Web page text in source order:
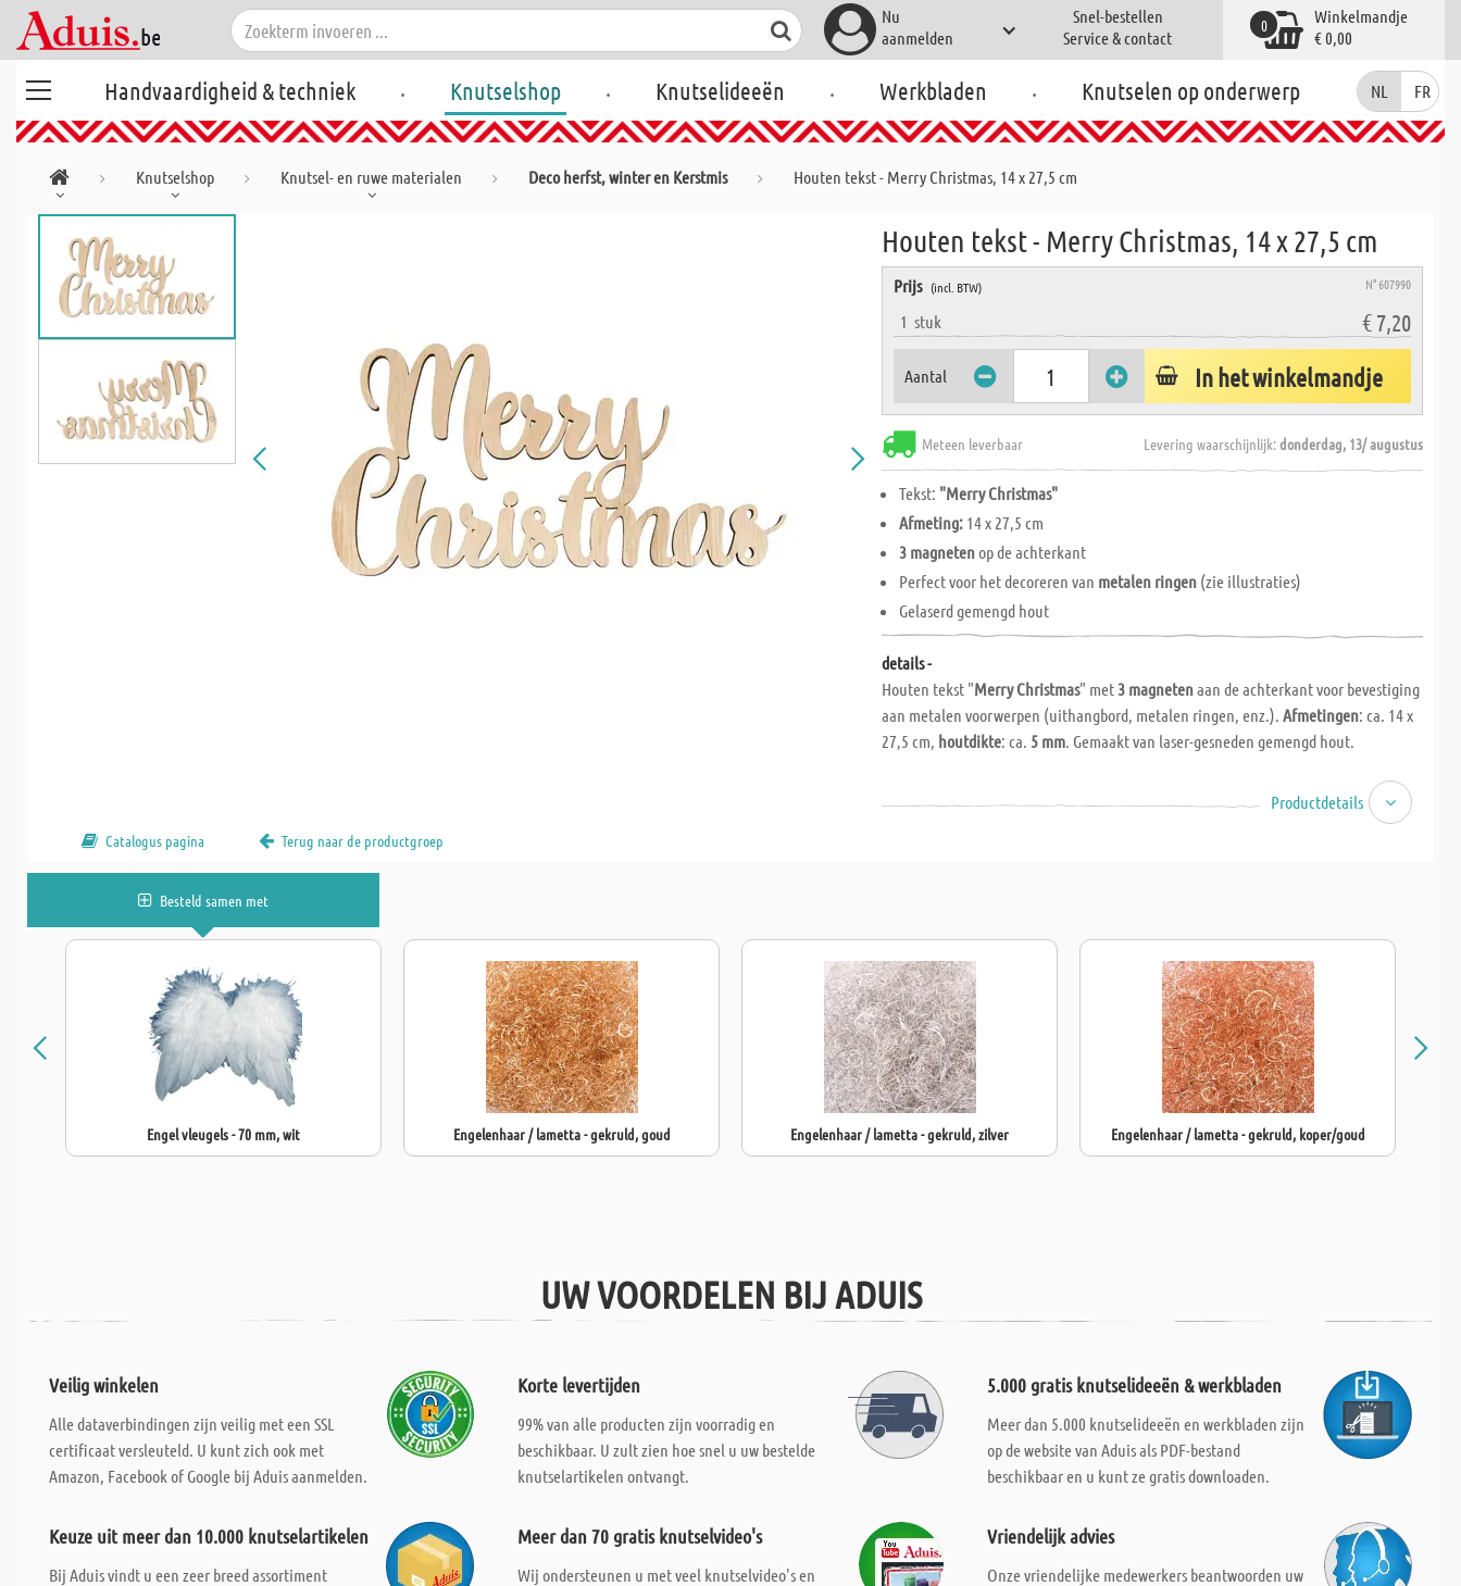
Nu
aanmelden
Snel-bestellen
Service & contact
Winkelmandje
€ 0,00
0
Handvaardigheid & techniek . Knutselshop . Knutselideeën . Werkbladen . Knutselen op onderwerp NL FR
Knutselshop Knutsel- en ruwe materialen Deco herfst, winter en Kerstmis Houten tekst - Merry Christmas, 14 x 27,5 cm
Houten tekst - Merry Christmas, 14 x 27,5 cm
Prijs (incl. BTW) N° 607990
1stuk € 7,20
Aantal In het winkelmandje
Meteen leverbaar Levering waarschijnlijk:donderdag, 13/ augustus
Tekst: "Merry Christmas"
Afmeting: 14 x 27,5 cm
3 magnetenop de achterkant
Perfect voor het decoreren van metalen ringen (zie illustraties)
Gelaserd gemengd hout
details -
Houten tekst "Merry Christmas" met 3 magnetenaan de achterkant voor bevestiging
aan metalen voorwerpen (uithangbord, metalen ringen, enz.).Afmetingen: ca. 14 x
27,5 cm, houtdikte: ca. 5 mm. Gemaakt van laser-gesneden gemengd hout.
Productdetails
Catalogus pagina Terug naar de productgroep
Besteld samen met
Engel vleugels - 70 mm, wit Engelenhaar / lametta - gekruld, goud Engelenhaar / lametta - gekruld, zilver Engelenhaar / lametta - gekruld, koper/goud
UW VOORDELEN BIJ ADUIS
Veilig winkelen
Alle dataverbindingen zijn veilig met een SSL
certificaat versleuteld. U kunt zich ook met
Amazon, Facebook of Google bij Aduis aanmelden.
Korte levertijden
99% van alle producten zijn voorradig en
beschikbaar. U zult zien hoe snel u uw bestelde
knutselartikelen ontvangt.
5.000 gratis knutselideeën & werkbladen
Meer dan 5.000 knutselideeën en werkbladen zijn
op de website van Aduis als PDF-bestand
beschikbaar en u kunt ze gratis downloaden.
Keuze uit meer dan 10.000 knutselartikelen
Bij Aduis vindt u een zeer breed assortiment
Meer dan 70 gratis knutselvideo's
Wij ondersteunen u met veel knutselvideo's en
Vriendelijk advies
Onze vriendelijke medewerkers beantwoorden uw